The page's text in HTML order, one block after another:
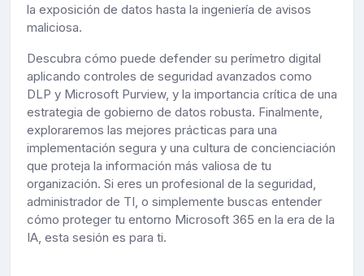
la exposición de datos hasta la ingeniería de avisos
maliciosa.
Descubra cómo puede defender su perímetro digital
aplicando controles de seguridad avanzados como
DLP y Microsoft Purview, y la importancia crítica de una
estrategia de gobierno de datos robusta. Finalmente,
exploraremos las mejores prácticas para una
implementación segura y una cultura de concienciación
que proteja la información más valiosa de tu
organización. Si eres un profesional de la seguridad,
administrador de TI, o simplemente buscas entender
cómo proteger tu entorno Microsoft 365 en la era de la
IA, esta sesión es para ti.